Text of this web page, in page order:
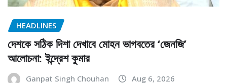
HEADLINES
দেশকে সঠিক দিশা দেখাবে মোহন ভাগবতের ‘জেনজি’
আলোচনা: ইন্দ্রেশ কুমার
Ganpat Singh Chouhan Aug 6, 2026